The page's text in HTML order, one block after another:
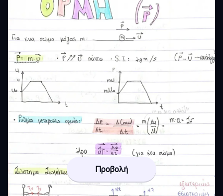
Προβολή